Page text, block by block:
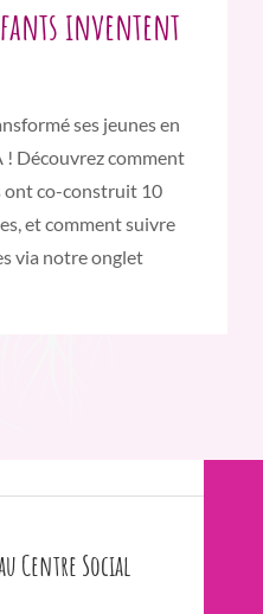
inventent
ses jeunes en
! Découvrez comment
ont co-construit 10
et comment suivre
via notre onglet
Centre Social